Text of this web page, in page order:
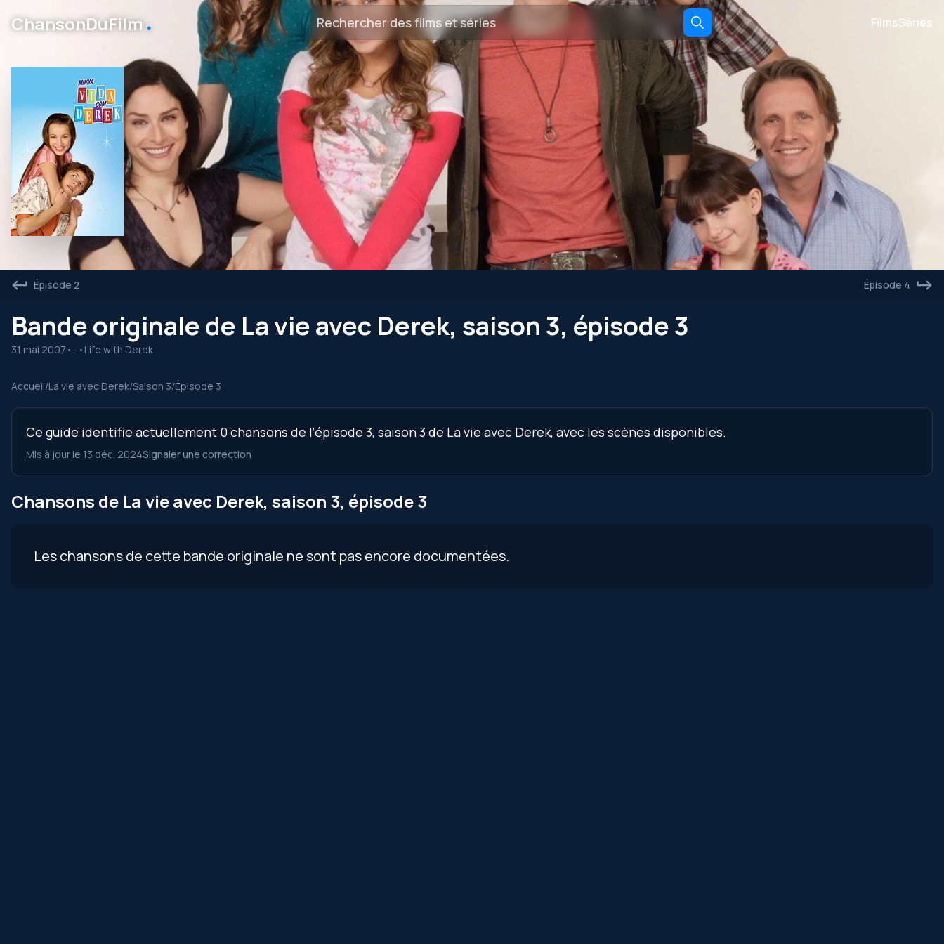
ChansonDuFilm․ FilmsSéries
Épisode 2 Épisode 4
Bande originale de La vie avec Derek, saison 3, épisode 3
31 mai 2007 • -- • Life with Derek
Accueil/La vie avec Derek/Saison 3/Épisode 3
Ce guide identifie actuellement 0 chansons de l’épisode 3, saison 3 de La vie avec Derek, avec les scènes disponibles.
Mis à jour le 13 déc. 2024Signaler une correction
Chansons de La vie avec Derek, saison 3, épisode 3
Les chansons de cette bande originale ne sont pas encore documentées.